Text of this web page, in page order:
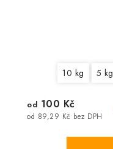
10 kg 5 kg
od 89,29 Kč bez DPH
od 100 Kč